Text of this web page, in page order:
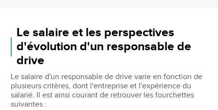
Le salaire et les perspectives
d'évolution d'un responsable de
drive
Le salaire d'un responsable de drive varie en fonction de
plusieurs critères, dont l'entreprise et l'expérience du
salarié. Il est ainsi courant de retrouver les fourchettes
suivantes :